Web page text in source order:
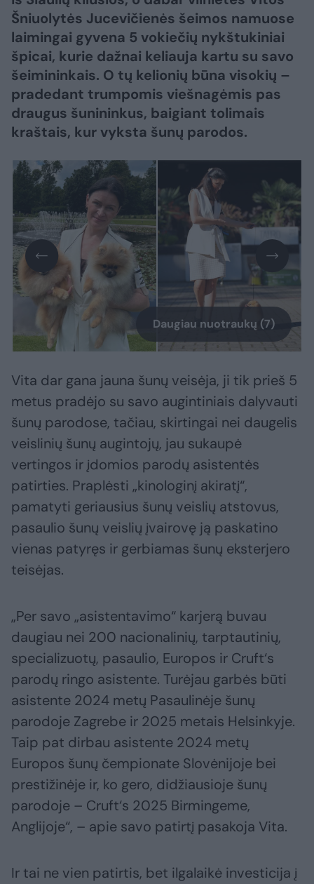
Šniuolytės Jucevičienės šeimos namuose
laimingai gyvena 5 vokiečių nykštukiniai
špicai, kurie dažnai keliauja kartu su savo
šeimininkais. O tų kelionių būna visokių –
pradedant trumpomis viešnagėmis pas
draugus šunininkus, baigiant tolimais
kraštais, kur vyksta šunų parodos.
Daugiau nuotraukų (7)
Vita dar gana jauna šunų veisėja, ji tik prieš 5
metus pradėjo su savo augintiniais dalyvauti
šunų parodose, tačiau, skirtingai nei daugelis
veislinių šunų augintojų, jau sukaupė
vertingos ir įdomios parodų asistentės
patirties. Praplėsti „kinologinį akiratį“,
pamatyti geriausius šunų veislių atstovus,
pasaulio šunų veislių įvairovę ją paskatino
vienas patyręs ir gerbiamas šunų eksterjero
teisėjas.
„Per savo „asistentavimo“ karjerą buvau
daugiau nei 200 nacionalinių, tarptautinių,
specializuotų, pasaulio, Europos ir Cruft‘s
parodų ringo asistente. Turėjau garbės būti
asistente 2024 metų Pasaulinėje šunų
parodoje Zagrebe ir 2025 metais Helsinkyje.
Taip pat dirbau asistente 2024 metų
Europos šunų čempionate Slovėnijoje bei
prestižinėje ir, ko gero, didžiausioje šunų
parodoje – Cruft‘s 2025 Birmingeme,
Anglijoje“, – apie savo patirtį pasakoja Vita.
Ir tai ne vien patirtis, bet ilgalaikė investicija į